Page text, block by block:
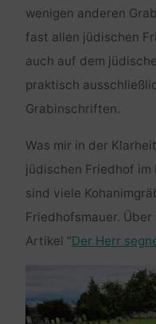
wenigen anderen
fast allen jüdischen
auch auf dem
praktisch
Grabinschriften.
Was mir in der
jüdischen Friedhof
sind viele
Friedhofsmauer.
Artikel “Der Herr